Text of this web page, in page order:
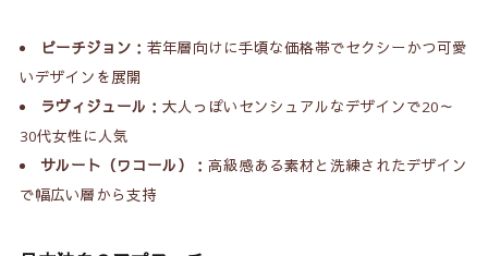
ピーチジョン ：若年層向けに手頃な価格帯でセクシーかつ可愛
いデザインを展開
ラヴィジュール ：大人っぽいセンシュアルなデザインで20～
30代女性に人気
サルート（ワコール）
：高級感ある素材と洗練されたデザイン
で幅広い層から支持